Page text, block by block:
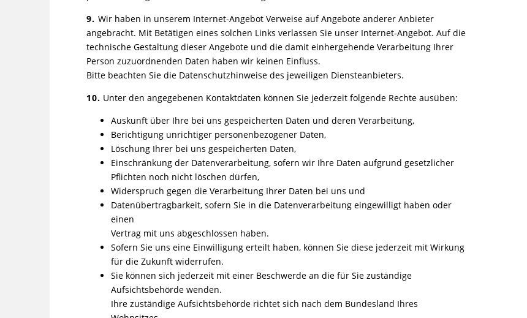
9. Wir haben in unserem Internet-Angebot Verweise auf Angebote anderer Anbieter
angebracht. Mit Betätigen eines solchen Links verlassen Sie unser Internet-Angebot. Auf die
technische Gestaltung dieser Angebote und die damit einhergehende Verarbeitung Ihrer
Person zuzuordnenden Daten haben wir keinen Einfluss.
Bitte beachten Sie die Datenschutzhinweise des jeweiligen Diensteanbieters.
10. Unter den angegebenen Kontaktdaten können Sie jederzeit folgende Rechte ausüben:
Auskunft über Ihre bei uns gespeicherten Daten und deren Verarbeitung,
Berichtigung unrichtiger personenbezogener Daten,
Löschung Ihrer bei uns gespeicherten Daten,
Einschränkung der Datenverarbeitung, sofern wir Ihre Daten aufgrund gesetzlicher
Pflichten noch nicht löschen dürfen,
Widerspruch gegen die Verarbeitung Ihrer Daten bei uns und
Datenübertragbarkeit, sofern Sie in die Datenverarbeitung eingewilligt haben oder
einen
Vertrag mit uns abgeschlossen haben.
Sofern Sie uns eine Einwilligung erteilt haben, können Sie diese jederzeit mit Wirkung
für die Zukunft widerrufen.
Sie können sich jederzeit mit einer Beschwerde an die für Sie zuständige
Aufsichtsbehörde wenden.
Ihre zuständige Aufsichtsbehörde richtet sich nach dem Bundesland Ihres